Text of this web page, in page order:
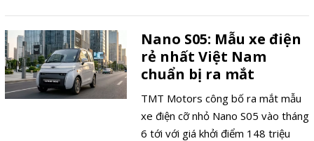
chính thức từ hãng, câu chuyện đã
làm dấy lên nhiều lo ngại về tính an
toàn của các dòng xe điện sử dụng
công nghệ khóa thông minh.
Nano S05: Mẫu xe điện
rẻ nhất Việt Nam
chuẩn bị ra mắt
TMT Motors công bố ra mắt mẫu
xe điện cỡ nhỏ Nano S05 vào tháng
6 tới với giá khởi điểm 148 triệu